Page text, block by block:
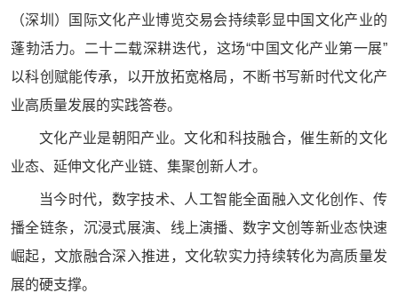
（深圳）国际文化产业博览交易会持续彰显中国文化产业的
蓬勃活力。二十二载深耕迭代，这场“中国文化产业第一展”
以科创赋能传承，以开放拓宽格局，不断书写新时代文化产
业高质量发展的实践答卷。
文化产业是朝阳产业。文化和科技融合，催生新的文化
业态、延伸文化产业链、集聚创新人才。
当今时代，数字技术、人工智能全面融入文化创作、传
播全链条，沉浸式展演、线上演播、数字文创等新业态快速
崛起，文旅融合深入推进，文化软实力持续转化为高质量发
展的硬支撑。